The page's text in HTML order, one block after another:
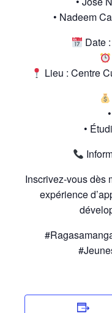
• Nadeem
Date
Lieu : Centre
•
Inscrivez-vous dès
expérience